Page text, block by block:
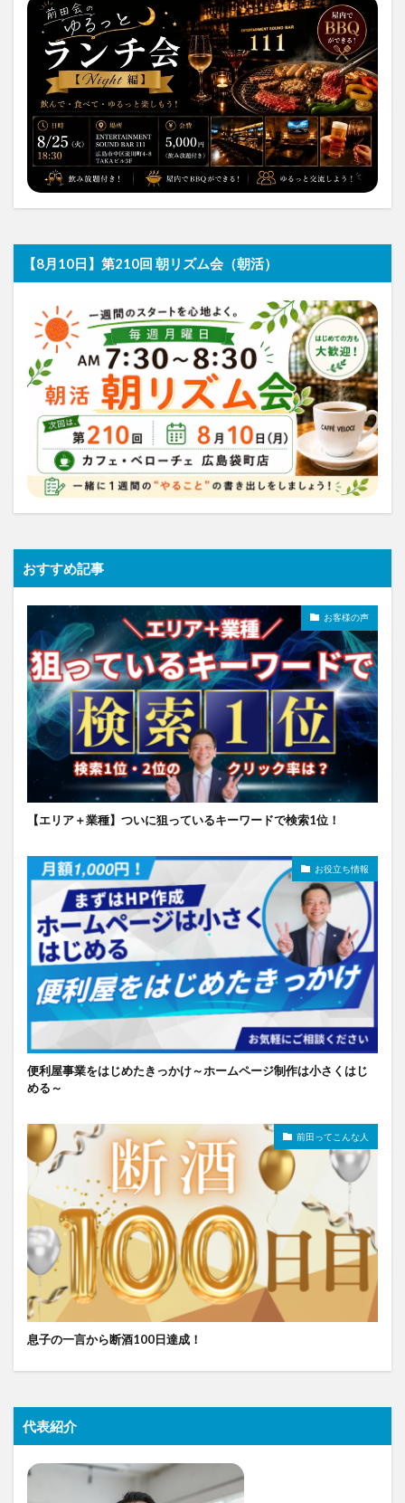
【8月10日】第210回 朝リズム会（朝活）
おすすめ記事
お客様の声
【エリア＋業種】ついに狙っているキーワードで検索1位！
お役立ち情報
便利屋事業をはじめたきっかけ～ホームページ制作は小さくはじ
める～
前田ってこんな人
息子の一言から断酒100日達成！
代表紹介